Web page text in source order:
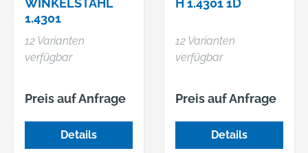
1.4301
12 Varianten
verfügbar
Preis auf Anfrage
Details
12 Varianten
verfügbar
Preis auf Anfrage
Details